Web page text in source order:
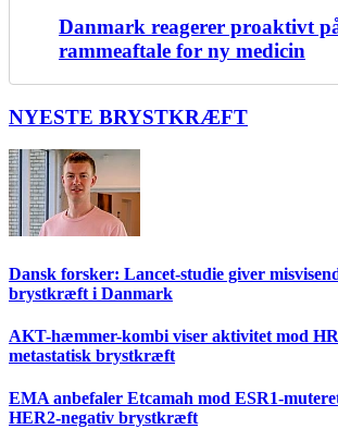
Danmark reagerer proaktivt
rammeaftale for ny medicin
NYESTE BRYSTKRÆFT
Dansk forsker: Lancet-studie giver
brystkræft i Danmark
AKT-hæmmer-kombi viser aktivitet mod
metastatisk brystkræft
EMA anbefaler Etcamah mod ESR1-
HER2-negativ brystkræft